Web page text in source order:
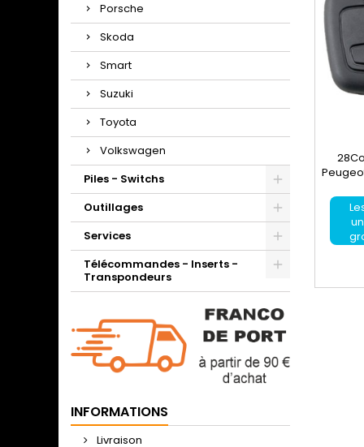
Porsche
Skoda
Smart
Suzuki
Toyota
Volkswagen
Piles - Switchs
Outillages
Services
Télécommandes - Inserts -
Transpondeurs
INFORMATIONS
Livraison
vous